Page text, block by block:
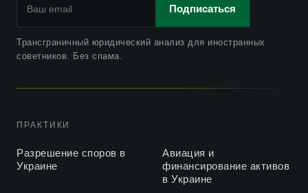
Подписаться
Трансграничный юридический анализ для иностранных
советников. Без спама.
ПРАКТИКИ
Разрешение споров в
Украине
Авиация и
финансирование активов
в Украине